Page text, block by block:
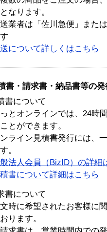
なります。
業者は「佐川急便」また
について詳しくはこちら
書・請求書・納品書等の
書について
とオンラインでは、24時
とができます。
ライン見積書発行には、
。
法人会員（BizID）の詳細
書について詳細はこちら
書について
時に希望されたお客様に
ります。